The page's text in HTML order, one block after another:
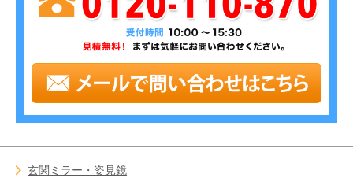
玄関ミラー・姿見鏡